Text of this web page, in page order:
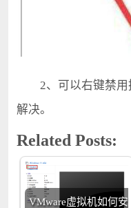
2、可以右键禁用
解决。
Related Posts:
VMware虚拟机如何安